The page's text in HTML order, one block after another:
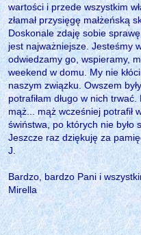
wartości i przede wszystkim
złamał przysięgę małżeńską
Doskonale zdaję sobie
jest najważniejsze. Jesteśmy
odwiedzamy go, wspieramy,
weekend w domu. My nie
naszym związku. Owszem
potrafiłam długo w nich
mąż... mąż wcześniej potrafił
świństwa, po których nie było
Jeszcze raz dziękuję za
J.
Bardzo, bardzo Pani i
Mirella